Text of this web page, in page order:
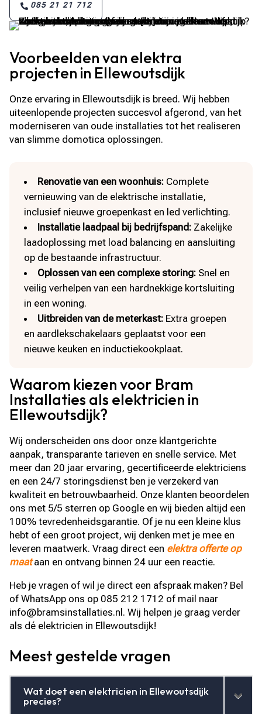
085 21 21 712
Voorbeelden van elektra
projecten in Ellewoutsdijk
Onze ervaring in Ellewoutsdijk is breed. Wij hebben
uiteenlopende projecten succesvol afgerond, van het
moderniseren van oude installaties tot het realiseren
van slimme domotica oplossingen.
Renovatie van een woonhuis: Complete
vernieuwing van de elektrische installatie,
inclusief nieuwe groepenkast en led verlichting.
Installatie laadpaal bij bedrijfspand: Zakelijke
laadoplossing met load balancing en aansluiting
op de bestaande infrastructuur.
Oplossen van een complexe storing: Snel en
veilig verhelpen van een hardnekkige kortsluiting
in een woning.
Uitbreiden van de meterkast: Extra groepen
en aardlekschakelaars geplaatst voor een
nieuwe keuken en inductiekookplaat.
Waarom kiezen voor Bram
Installaties als elektricien in
Ellewoutsdijk?
Wij onderscheiden ons door onze klantgerichte
aanpak, transparante tarieven en snelle service. Met
meer dan 20 jaar ervaring, gecertificeerde elektriciens
en een 24/7 storingsdienst ben je verzekerd van
kwaliteit en betrouwbaarheid. Onze klanten beoordelen
ons met 5/5 sterren op Google en wij bieden altijd een
100% tevredenheidsgarantie. Of je nu een kleine klus
hebt of een groot project, wij denken met je mee en
leveren maatwerk. Vraag direct een elektra offerte op
maataan en ontvang binnen 24 uur een reactie.
Heb je vragen of wil je direct een afspraak maken? Bel
of WhatsApp ons op 085 212 1712 of mail naar
info@bramsinstallaties.nl. Wij helpen je graag verder
als dé elektricien in Ellewoutsdijk!
Meest gestelde vragen
Wat doet een elektricien in Ellewoutsdijk
precies?